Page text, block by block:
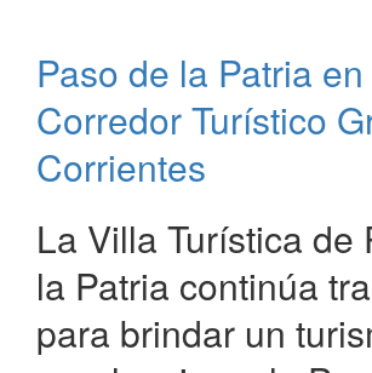
enripiado
de
Barrio
41
de
la
Patria
Paso de la Patria
Corredor Turístico
Corrientes
La Villa Turística de
la Patria continúa
para brindar un